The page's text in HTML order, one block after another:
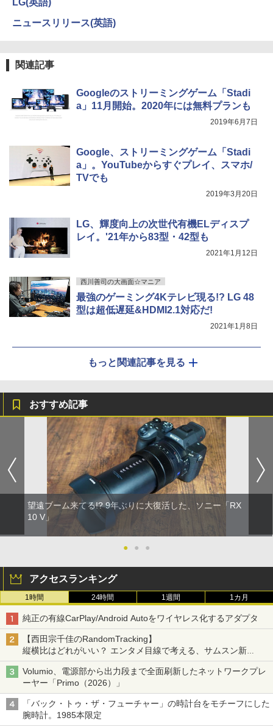
ニュースリリース(英語)
関連記事
Googleのストリーミングゲーム「Stadi
a」11月開始。2020年には無料プランも
2019年6月7日
Google、ストリーミングゲーム「Stadi
a」。YouTubeからすぐプレイ、スマホ/
TVでも
2019年3月20日
LG、輝度向上の次世代有機ELディスプ
レイ。'21年から83型・42型も
2021年1月12日
西川善司の大画面☆マニア
最強のゲーミング4Kテレビ現る!? LG 48
型は超低遅延&HDMI2.1対応だ!
2021年1月8日
もっと関連記事を見る
おすすめ記事
望遠ブーム来てる!? 9年ぶりに大復活した、ソニー「RX
10 V」
● ● ●
アクセスランキング
1時間 24時間 1週間 1カ月
純正の有線CarPlay/Android Autoをワイヤレス化するアダプタ
【西田宗千佳のRandomTracking】
縦横比はどれがいい？ エンタメ目線で考える、サムスン新
「Galaxy Z Fold」
Volumio、電源部から出力段まで全面刷新したネットワークプレ
ーヤー「Primo（2026）」
「バック・トゥ・ザ・フューチャー」の時計台をモチーフにした
腕時計。1985本限定